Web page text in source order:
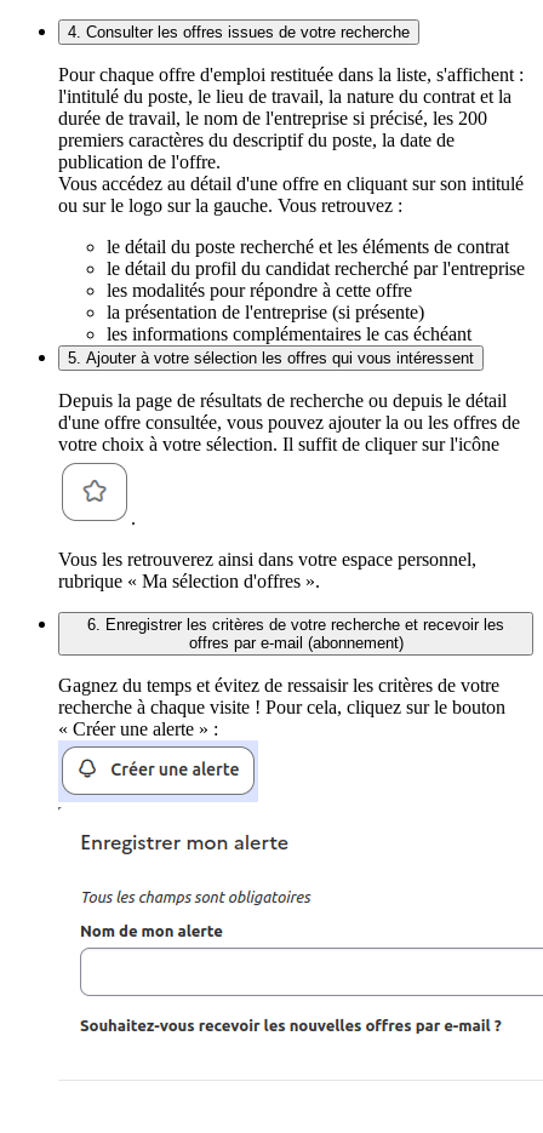
4. Consulter les offres issues de votre recherche
Pour chaque offre d'emploi restituée dans la liste, s'affichent :
l'intitulé du poste, le lieu de travail, la nature du contrat et la
durée de travail, le nom de l'entreprise si précisé, les 200
premiers caractères du descriptif du poste, la date de
publication de l'offre.
Vous accédez au détail d'une offre en cliquant sur son intitulé
ou sur le logo sur la gauche. Vous retrouvez :
le détail du poste recherché et les éléments de contrat
le détail du profil du candidat recherché par l'entreprise
les modalités pour répondre à cette offre
la présentation de l'entreprise (si présente)
les informations complémentaires le cas échéant
5. Ajouter à votre sélection les offres qui vous intéressent
Depuis la page de résultats de recherche ou depuis le détail
d'une offre consultée, vous pouvez ajouter la ou les offres de
votre choix à votre sélection. Il suffit de cliquer sur l'icône
.
Vous les retrouverez ainsi dans votre espace personnel,
rubrique « Ma sélection d'offres ».
6. Enregistrer les critères de votre recherche et recevoir les
offres par e-mail (abonnement)
Gagnez du temps et évitez de ressaisir les critères de votre
recherche à chaque visite ! Pour cela, cliquez sur le bouton
« Créer une alerte » :